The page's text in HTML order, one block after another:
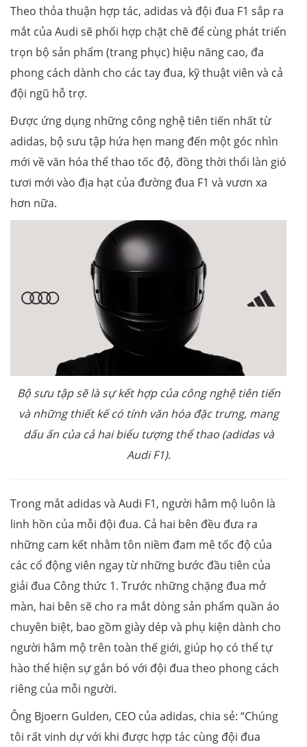
Theo thỏa thuận hợp tác, adidas và đội đua F1 sắp ra
mắt của Audi sẽ phối hợp chặt chẽ để cùng phát triển
trọn bộ sản phẩm (trang phục) hiệu năng cao, đa
phong cách dành cho các tay đua, kỹ thuật viên và cả
đội ngũ hỗ trợ.
Được ứng dụng những công nghệ tiên tiến nhất từ
adidas, bộ sưu tập hứa hẹn mang đến một góc nhìn
mới về văn hóa thể thao tốc độ, đồng thời thổi làn gió
tươi mới vào địa hạt của đường đua F1 và vươn xa
hơn nữa.
Bộ sưu tập sẽ là sự kết hợp của công nghệ tiên tiến
và những thiết kế có tính văn hóa đặc trưng, mang
dấu ấn của cả hai biểu tượng thể thao (adidas và
Audi F1).
Trong mắt adidas và Audi F1, người hâm mộ luôn là
linh hồn của mỗi đội đua. Cả hai bên đều đưa ra
những cam kết nhằm tôn niềm đam mê tốc độ của
các cổ động viên ngay từ những bước đầu tiên của
giải đua Công thức 1. Trước những chặng đua mở
màn, hai bên sẽ cho ra mắt dòng sản phẩm quần áo
chuyên biệt, bao gồm giày dép và phụ kiện dành cho
người hâm mộ trên toàn thế giới, giúp họ có thể tự
hào thể hiện sự gắn bó với đội đua theo phong cách
riêng của mỗi người.
Ông Bjoern Gulden, CEO của adidas, chia sẻ: “Chúng
tôi rất vinh dự với khi được hợp tác cùng đội đua